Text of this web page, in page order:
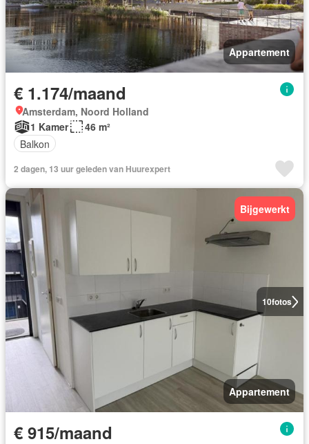
Appartement
€ 1.174/maand
Amsterdam, Noord Holland
1 Kamer
46 m²
Balkon
2 dagen, 13 uur geleden van Huurexpert
10fotos
Bijgewerkt
Appartement
€ 915/maand